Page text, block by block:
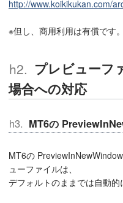
http://www.koikikukan.com/
※但し、商用利用は有償です。
プレビューフ
場合への対応
MT6の
MT6の
ューファイルは、
デフォルトのままでは自動的